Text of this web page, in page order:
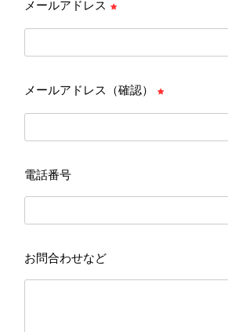
メールアドレス
メールアドレス（確認）
電話番号
お問合わせなど